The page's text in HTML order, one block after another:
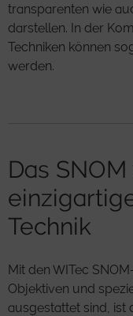
transparenten wie
darstellen. In der
Techniken können
werden.
Das
Technik
Mit den WITec
Objektiven und
ausgestattet sind, ist